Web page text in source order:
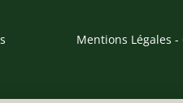
Mentions Légales -